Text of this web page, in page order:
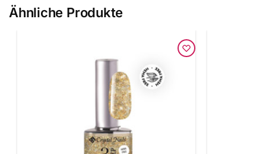
Ähnliche Produkte